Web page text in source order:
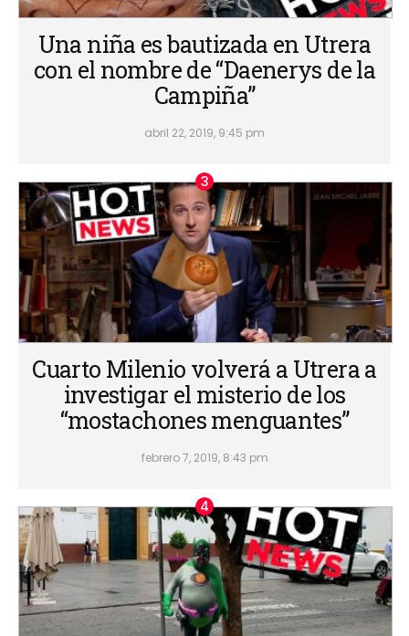
Una niña es bautizada en Utrera
con el nombre de “Daenerys de la
Campiña”
abril 22, 2019, 9:45 pm
Cuarto Milenio volverá a Utrera a
investigar el misterio de los
“mostachones menguantes”
febrero 7, 2019, 8:43 pm